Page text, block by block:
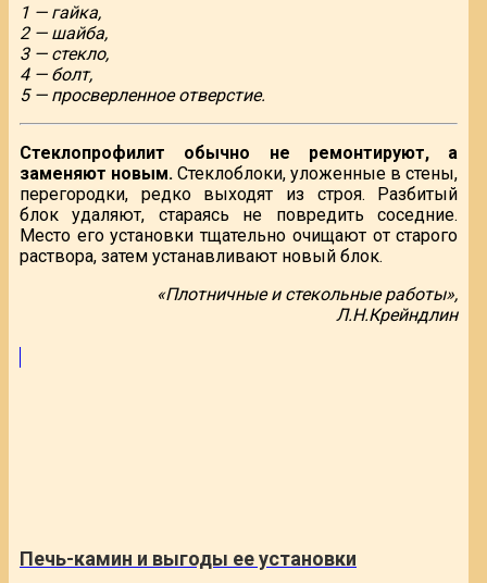
1 — гайка,
2 — шайба,
3 — стекло,
4 — болт,
5 — просверленное отверстие.
Стеклопрофилит обычно не ремонтируют, а
заменяют новым. Стеклоблоки, уложенные в стены,
перегородки, редко выходят из строя. Разбитый
блок удаляют, стараясь не повредить соседние.
Место его установки тщательно очищают от старого
раствора, затем устанавливают новый блок.
«Плотничные и стекольные работы»,
Л.Н.Крейндлин
Печь-камин и выгоды ее установки